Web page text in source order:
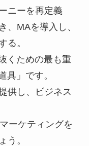
ニーを再定義
、MAを導入し、
る。
くための最も重
具」です。
供し、ビジネス
ーケティングを
う。